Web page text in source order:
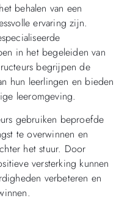
behalen van een
ervaring zijn.
in het begeleiden van
begrijpen de
hun leerlingen en bieden
leeromgeving.
gebruiken beproefde
te overwinnen en
het stuur. Door
versterking kunnen
verbeteren en